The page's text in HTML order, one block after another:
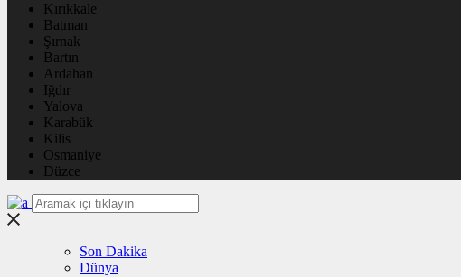
Kırıkkale
Batman
Şırnak
Bartın
Ardahan
Iğdır
Yalova
Karabük
Kilis
Osmaniye
Düzce
Son Dakika
Dünya